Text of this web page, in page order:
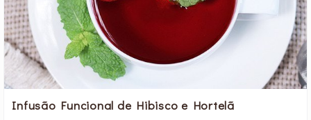
Infusão Funcional de Hibisco e Hortelã